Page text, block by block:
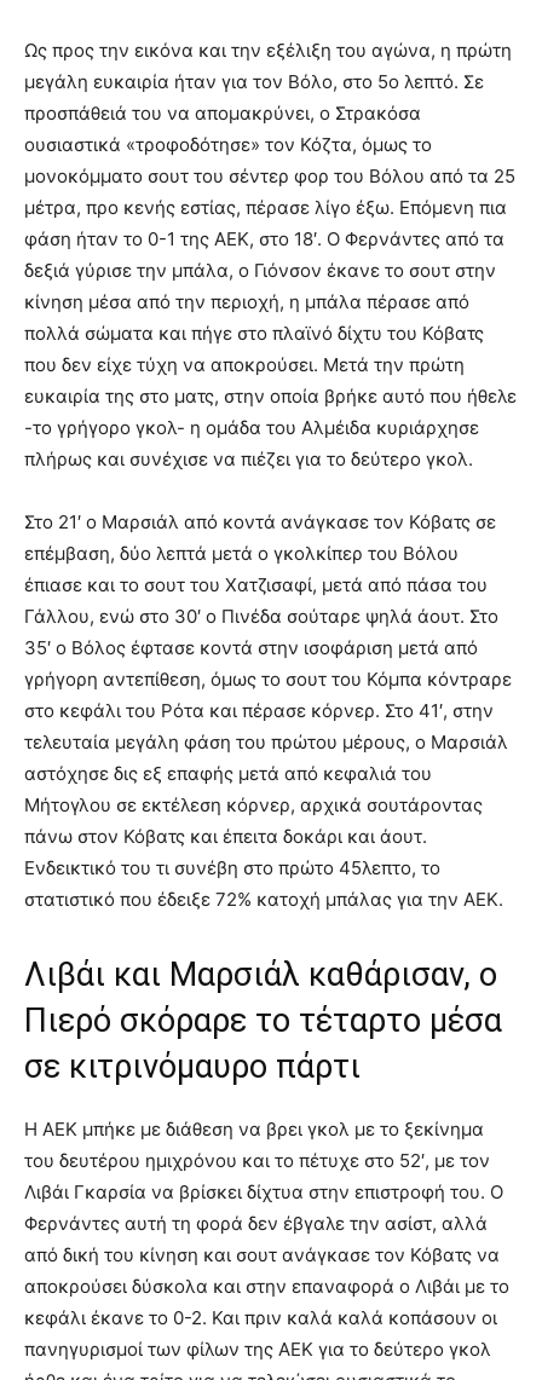
Ως προς την εικόνα και την εξέλιξη του αγώνα, η πρώτη
μεγάλη ευκαιρία ήταν για τον Βόλο, στο 5ο λεπτό. Σε
προσπάθειά του να απομακρύνει, ο Στρακόσα
ουσιαστικά «τροφοδότησε» τον Κόζτα, όμως το
μονοκόμματο σουτ του σέντερ φορ του Βόλου από τα 25
μέτρα, προ κενής εστίας, πέρασε λίγο έξω. Επόμενη πια
φάση ήταν το 0-1 της ΑΕΚ, στο 18′. Ο Φερνάντες από τα
δεξιά γύρισε την μπάλα, ο Γιόνσον έκανε το σουτ στην
κίνηση μέσα από την περιοχή, η μπάλα πέρασε από
πολλά σώματα και πήγε στο πλαϊνό δίχτυ του Κόβατς
που δεν είχε τύχη να αποκρούσει. Μετά την πρώτη
ευκαιρία της στο ματς, στην οποία βρήκε αυτό που ήθελε
-το γρήγορο γκολ- η ομάδα του Αλμέιδα κυριάρχησε
πλήρως και συνέχισε να πιέζει για το δεύτερο γκολ.
Στο 21′ ο Μαρσιάλ από κοντά ανάγκασε τον Κόβατς σε
επέμβαση, δύο λεπτά μετά ο γκολκίπερ του Βόλου
έπιασε και το σουτ του Χατζισαφί, μετά από πάσα του
Γάλλου, ενώ στο 30′ ο Πινέδα σούταρε ψηλά άουτ. Στο
35′ ο Βόλος έφτασε κοντά στην ισοφάριση μετά από
γρήγορη αντεπίθεση, όμως το σουτ του Κόμπα κόντραρε
στο κεφάλι του Ρότα και πέρασε κόρνερ. Στο 41′, στην
τελευταία μεγάλη φάση του πρώτου μέρους, ο Μαρσιάλ
αστόχησε δις εξ επαφής μετά από κεφαλιά του
Μήτογλου σε εκτέλεση κόρνερ, αρχικά σουτάροντας
πάνω στον Κόβατς και έπειτα δοκάρι και άουτ.
Ενδεικτικό του τι συνέβη στο πρώτο 45λεπτο, το
στατιστικό που έδειξε 72% κατοχή μπάλας για την ΑΕΚ.
Λιβάι και Μαρσιάλ καθάρισαν, ο
Πιερό σκόραρε το τέταρτο μέσα
σε κιτρινόμαυρο πάρτι
Η ΑΕΚ μπήκε με διάθεση να βρει γκολ με το ξεκίνημα
του δευτέρου ημιχρόνου και το πέτυχε στο 52′, με τον
Λιβάι Γκαρσία να βρίσκει δίχτυα στην επιστροφή του. Ο
Φερνάντες αυτή τη φορά δεν έβγαλε την ασίστ, αλλά
από δική του κίνηση και σουτ ανάγκασε τον Κόβατς να
αποκρούσει δύσκολα και στην επαναφορά ο Λιβάι με το
κεφάλι έκανε το 0-2. Και πριν καλά καλά κοπάσουν οι
πανηγυρισμοί των φίλων της ΑΕΚ για το δεύτερο γκολ